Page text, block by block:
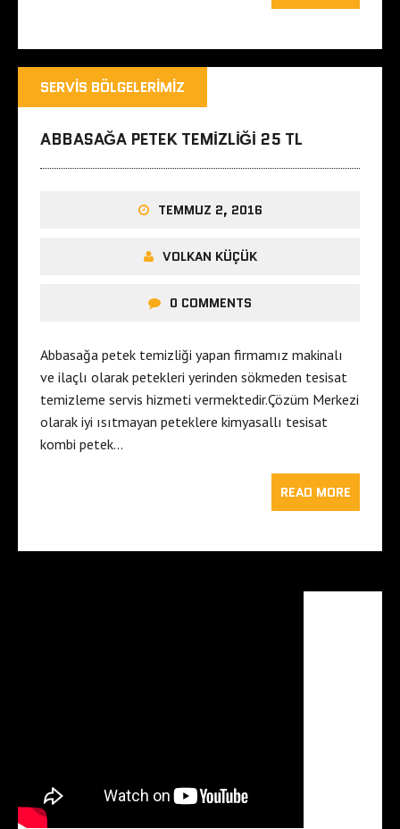
SERVIS BÖLGELERIMIZ
ABBASAĞA PETEK TEMIZLIĞI 25 TL
TEMMUZ 2, 2016
VOLKAN KÜÇÜK
0 COMMENTS
Abbasağa petek temizliği yapan firmamız makinalı
ve ilaçlı olarak petekleri yerinden sökmeden tesisat
temizleme servis hizmeti vermektedir.Çözüm Merkezi
olarak iyi ısıtmayan peteklere kimyasallı tesisat
kombi petek…
READ MORE